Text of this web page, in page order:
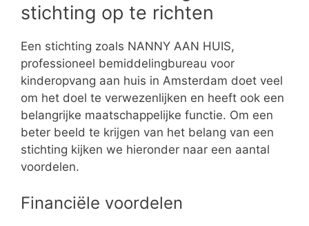
stichting op te richten
Een stichting zoals NANNY AAN HUIS,
professioneel bemiddelingbureau voor
kinderopvang aan huis in Amsterdam doet veel
om het doel te verwezenlijken en heeft ook een
belangrijke maatschappelijke functie. Om een
beter beeld te krijgen van het belang van een
stichting kijken we hieronder naar een aantal
voordelen.
Financiële voordelen